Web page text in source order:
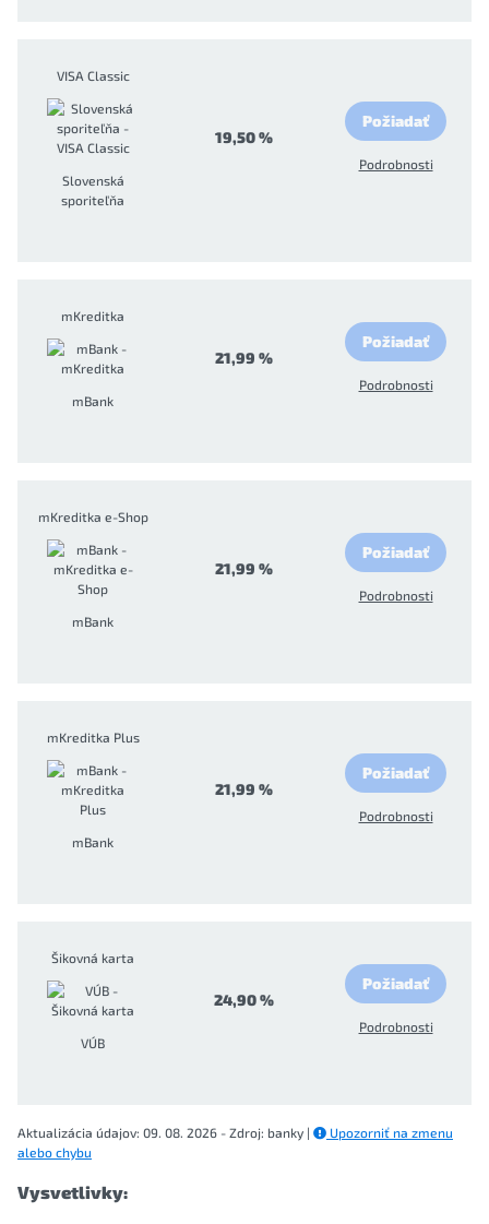
VISA Classic
Slovenská
sporiteľňa
19,50 %
Požiadať
Podrobnosti
mKreditka
mBank
21,99 %
Požiadať
Podrobnosti
mKreditka e-Shop
mBank
21,99 %
Požiadať
Podrobnosti
mKreditka Plus
mBank
21,99 %
Požiadať
Podrobnosti
Šikovná karta
VÚB
24,90 %
Požiadať
Podrobnosti
Aktualizácia údajov: 09. 08. 2026 - Zdroj: banky |
Upozorniť na zmenu
alebo chybu
Vysvetlivky: